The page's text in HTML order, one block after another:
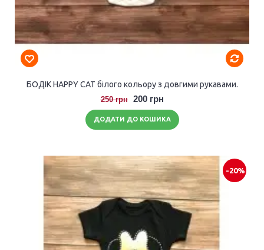
БОДІК HAPPY CAT білого кольору з довгими рукавами.
250 грн 200 грн
ДОДАТИ ДО КОШИКА
-20%